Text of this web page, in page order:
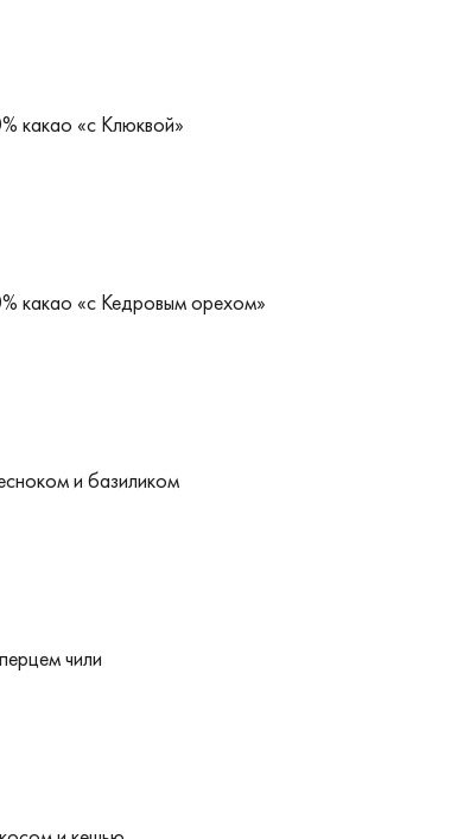
какао «с Клюквой»
какао «с Кедровым орехом»
и базиликом
чили